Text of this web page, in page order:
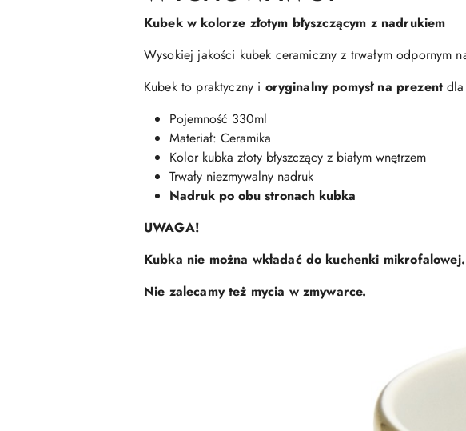
Kubek w kolorze złotym błyszczącym z nadrukiem
Wysokiej jakości kubek ceramiczny z trwałym odpornym
Kubek to praktyczny i oryginalny pomysł na prezent dla
Pojemność 330ml
Materiał: Ceramika
Kolor kubka złoty błyszczący z białym wnętrzem
Trwały niezmywalny nadruk
Nadruk po obu stronach kubka
UWAGA!
Kubka nie można wkładać do kuchenki mikrofalowej.
Nie zalecamy też mycia w zmywarce.